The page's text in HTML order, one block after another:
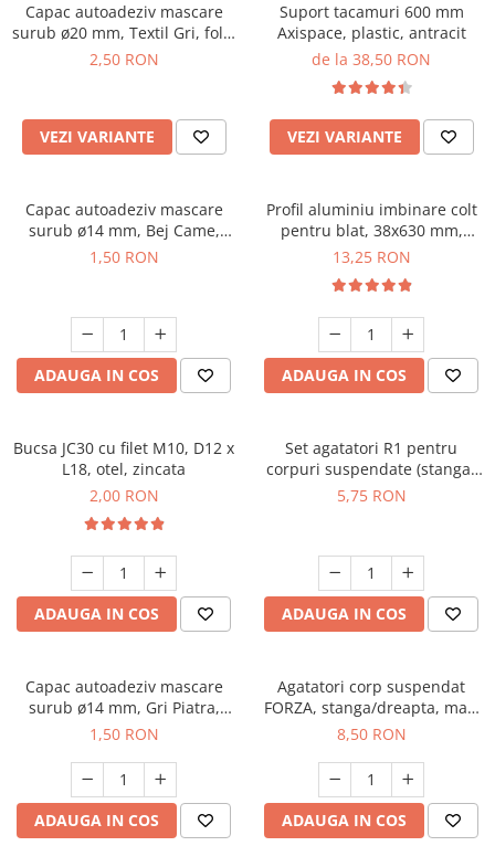
Capac autoadeziv mascare
surub ø20 mm, Textil Gri, folie
28 buc
2,50 RON
VEZI VARIANTE
Suport tacamuri 600 mm
Axispace, plastic, antracit
de la 38,50 RON
VEZI VARIANTE
Capac autoadeziv mascare
surub ø14 mm, Bej Came,
folie 25 buc
1,50 RON
ADAUGA IN COS
Profil aluminiu imbinare colt
pentru blat, 38x630 mm,
negru mat
13,25 RON
ADAUGA IN COS
Bucsa JC30 cu filet M10, D12 x
L18, otel, zincata
2,00 RON
ADAUGA IN COS
Set agatatori R1 pentru
corpuri suspendate (stanga-
dreapta), alb
5,75 RON
ADAUGA IN COS
Capac autoadeziv mascare
surub ø14 mm, Gri Piatra,
folie 25 buc
1,50 RON
ADAUGA IN COS
Agatatori corp suspendat
FORZA, stanga/dreapta, max.
150 kg
8,50 RON
ADAUGA IN COS